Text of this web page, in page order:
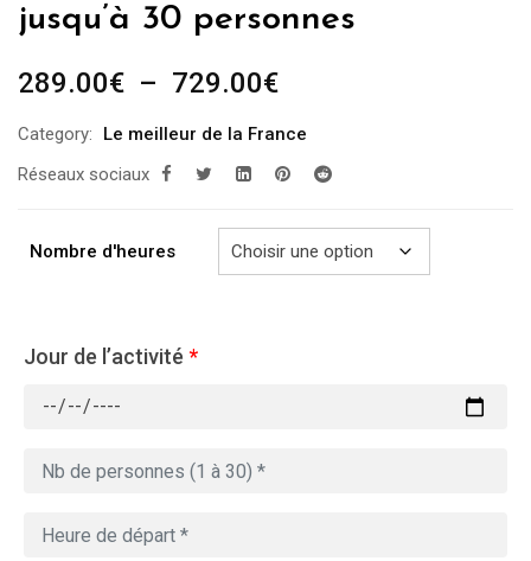
jusqu’à 30 personnes
289.00€ – 729.00€Plage
prix :
289.00€
729.00€
Category:
Le meilleur de la France
Réseaux sociaux
Nombre d'heures
Jour de l’activité *